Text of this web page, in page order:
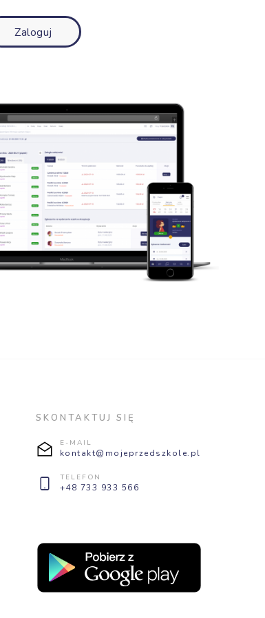
Zaloguj
SKONTAKTUJ SIĘ
E-MAIL
kontakt@mojeprzedszkole.pl
TELEFON
+48 733 933 566